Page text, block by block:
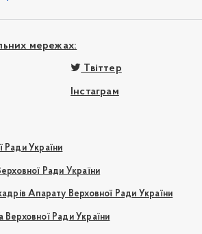
мережах:
Твіттер
Інстаграм
Ради України
Ради України
Апарату Верховної Ради України
Верховної Ради України